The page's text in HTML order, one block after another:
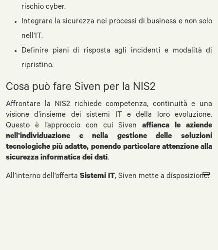
rischio cyber.
Integrare la sicurezza nei processi di business e non solo
nell’IT.
Definire piani di risposta agli incidenti e modalità di
ripristino.
Cosa può fare Siven per la NIS2
Affrontare la NIS2 richiede competenza, continuità e una
visione d’insieme dei sistemi IT e della loro evoluzione.
Questo è l’approccio con cui Sivenaffianca le aziende
nell’individuazione e nella gestione delle soluzioni
tecnologiche più adatte, ponendo particolare attenzione alla
sicurezza informatica dei dati.
All’interno dell’offerta Sistemi IT, Siven mette a disposizione: